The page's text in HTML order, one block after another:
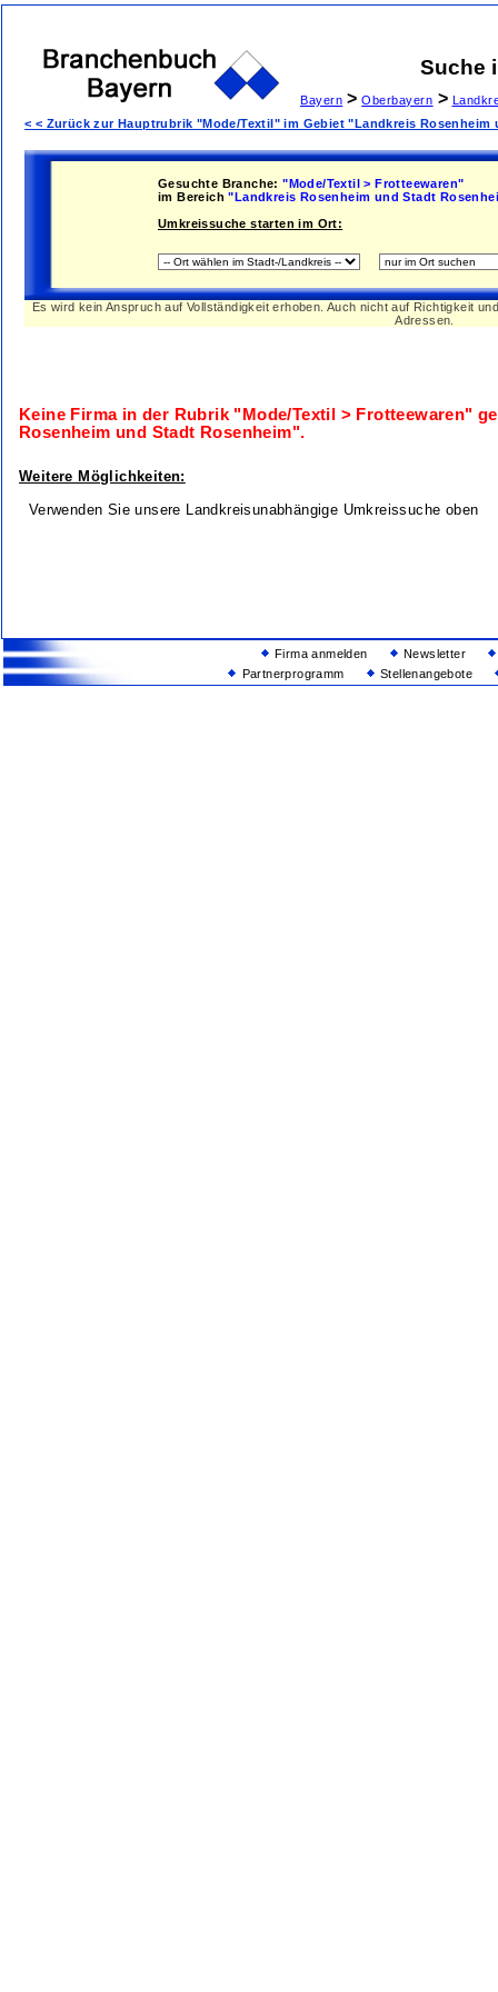
Suche
Bayern > Oberbayern >
< < Zurück zur Hauptrubrik "Mode/Textil" im Gebiet "Landkreis Rosenheim
Gesuchte Branche: "Mode/Textil > Frotteewaren"
im Bereich "Landkreis Rosenheim und Stadt
Umkreissuche starten im Ort:
Es wird kein Anspruch auf Vollständigkeit erhoben. Auch nicht auf Richtigkeit
Adressen.
Keine Firma in der Rubrik "Mode/Textil > Frotteewaren"
Rosenheim und Stadt Rosenheim".
Weitere Möglichkeiten:
Verwenden Sie unsere Landkreisunabhängige Umkreissuche oben
Firma anmelden
Newsletter
Partnerprogramm
Stellenangebote